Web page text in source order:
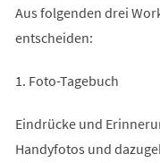
Aus folgenden drei
entscheiden:
1. Foto-Tagebuch
Eindrücke und
Handyfotos und